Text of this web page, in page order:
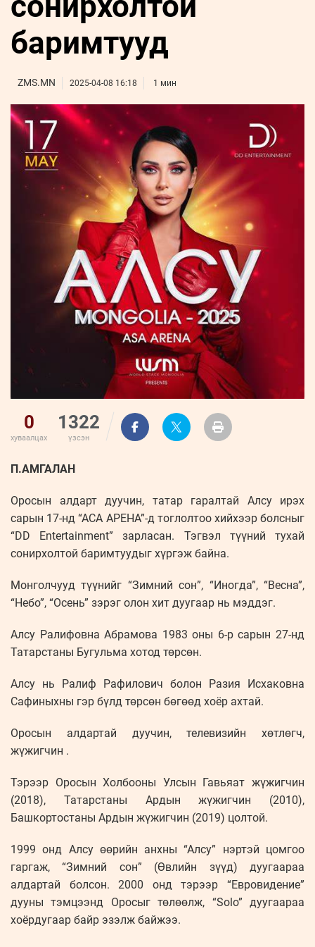
Бүртгүүлэх
Бизнес
Leaderships
forum
ФОТО
УРЛАГ
ҮНДЭСНИЙ
МЭДЭЭЛЛИЙН
баримтууд
ZMS.MN 2025-04-08 16:18 1 мин
0
хуваалцах
1322
үзсэн
П.АМГАЛАН
Оросын алдарт дуучин, татар гаралтай Алсу ирэх
сарын 17-нд “АСА АРЕНА”-д тоглолтоо хийхээр болсныг
“DD Entertainment” зарласан. Тэгвэл түүний тухай
сонирхолтой баримтуудыг хүргэж байна.
Монголчууд түүнийг “Зимний сон”, “Иногда”, “Весна”,
“Небо”, “Осень” зэрэг олон хит дуугаар нь мэддэг.
Алсу Ралифовна Абрамова 1983 оны 6-р сарын 27-нд
Татарстаны Бугульма хотод төрсөн.
Алсу нь Ралиф Рафилович болон Разия Исхаковна
Сафиныхны гэр бүлд төрсөн бөгөөд хоёр ахтай.
Оросын алдартай дуучин, телевизийн хөтлөгч,
жүжигчин .
Тэрээр Оросын Холбооны Улсын Гавьяат жүжигчин
(2018), Татарстаны Ардын жүжигчин (2010),
Башкортостаны Ардын жүжигчин (2019) цолтой.
1999 онд Алсу өөрийн анхны “Алсу” нэртэй цомгоо
гаргаж, “Зимний сон” (Өвлийн зүүд) дуугаараа
алдартай болсон. 2000 онд тэрээр “Евровидение”
дууны тэмцээнд Оросыг төлөөлж, “Solo” дуугаараа
хоёрдугаар байр эзэлж байжээ.